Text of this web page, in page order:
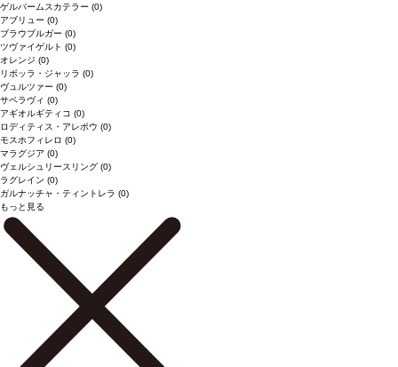
ゲルバームスカテラー (0)
アブリュー (0)
ブラウブルガー (0)
ツヴァイゲルト (0)
オレンジ (0)
リボッラ・ジャッラ (0)
ヴュルツァー (0)
サペラヴィ (0)
アギオルギティコ (0)
ロディティス・アレポウ (0)
モスホフィレロ (0)
マラグジア (0)
ヴェルシュリースリング (0)
ラグレイン (0)
ガルナッチャ・ティントレラ (0)
もっと見る